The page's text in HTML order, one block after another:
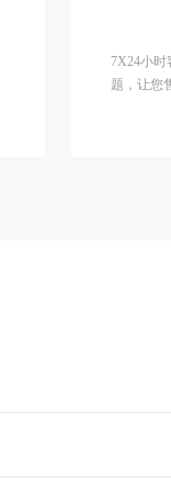
7X24小
题，让您